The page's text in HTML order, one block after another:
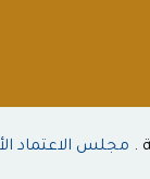
مجلس الاعتماد